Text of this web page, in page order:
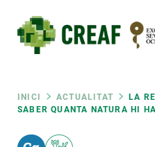
contingut
Fil
INICI ACTUALITAT
LA
SABER QUANTA NATURA HI
RRSS
INTRANET